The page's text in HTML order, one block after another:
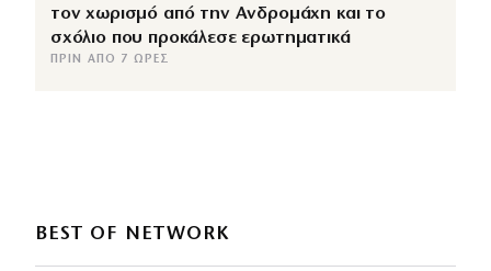
τον χωρισμό από την Ανδρομάχη και το
σχόλιο που προκάλεσε ερωτηματικά
ΠΡΙΝ ΑΠΌ 7 ΏΡΕΣ
BEST OF NETWORK